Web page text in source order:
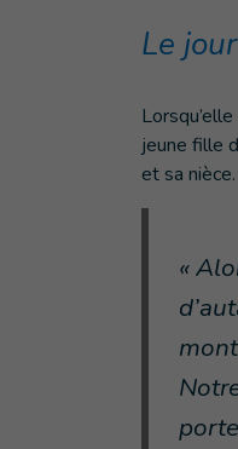
Le
jeune fille
et sa
«